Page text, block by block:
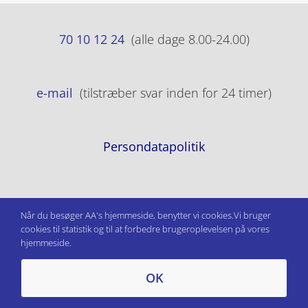
70 10 12 24 (alle dage 8.00-24.00)
e-mail (tilstræber svar inden for 24 timer)
Persondatapolitik
Når du besøger AA's hjemmeside, benytter vi cookies.Vi bruger
cookies til statistik og til at forbedre brugeroplevelsen på vores
hjemmeside.
OK